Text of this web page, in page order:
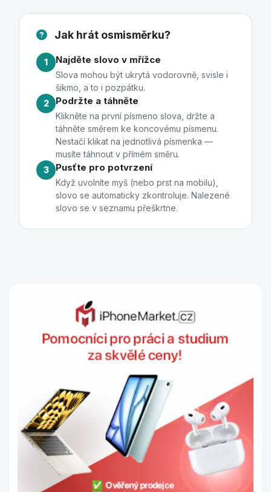
Jak hrát osmisměrku?
1 Najděte slovo v mřížce
Slova mohou být ukrytá vodorovně, svisle i
šikmo, a to i pozpátku.
2
Podržte a táhněte
Klikněte na první písmeno slova, držte a
táhněte směrem ke koncovému písmenu.
Nestačí klikat na jednotlivá písmenka —
musíte táhnout v přímém směru.
3
Pusťte pro potvrzení
Když uvolníte myš (nebo prst na mobilu),
slovo se automaticky zkontroluje. Nalezené
slovo se v seznamu přeškrtne.